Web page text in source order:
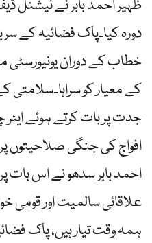
ظہیر احمد بابر نے نیشنل
دورہ کیا۔پاک فضائیہ کے
خطاب کے دوران یونیورسٹی
کے معیار کو سراہا۔سلامتی
جدت پر بات کرتے ہوئے
افواج کی جنگی صلاحیتوں
احمد بابر سدھو نے اس بات
علاقائی سالمیت اور قومی
ہمہ وقت تیار ہیں، پاک